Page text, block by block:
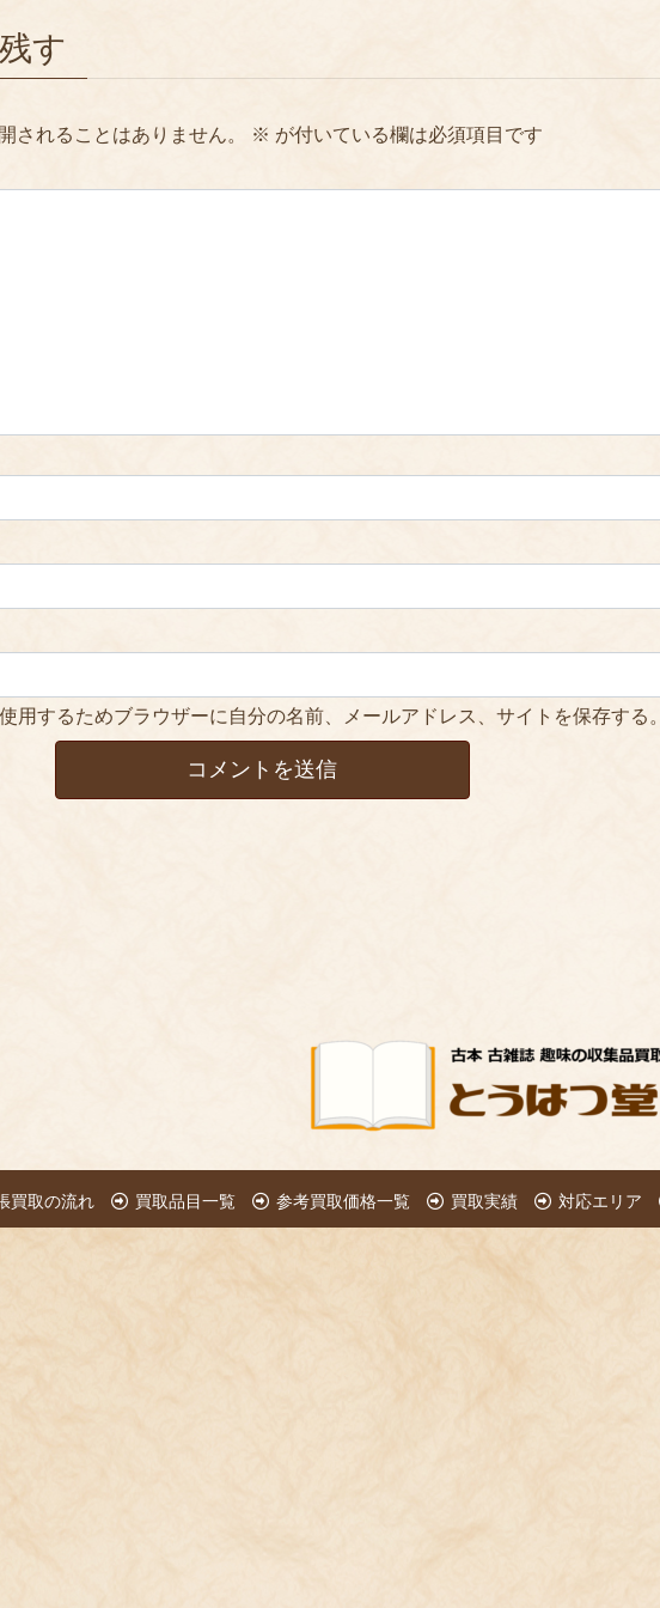
す
されることはありません。 ※ が付いている欄は必須項目です
用するためブラウザーに自分の名前、メールアドレス、サイトを保存する。
買取の流れ 買取品目一覧 参考買取価格一覧 買取実績 対応エリア